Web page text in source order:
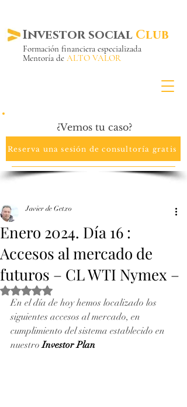
Investor social Club
Formación financiera especializada
Mentoría de ALTO VALOR
¿Vemos tu caso?
Reserva una sesión de consultoría gratis
Enero 2024. Día 16 :
Accesos al mercado de
futuros – CL WTI Nymex –
Javier de Getxo
Obtuvo NaN de 5 estrellas.
En el día de hoy hemos localizado los
siguientes accesos al mercado, en
cumplimiento del sistema establecido en
nuestro Investor Plan